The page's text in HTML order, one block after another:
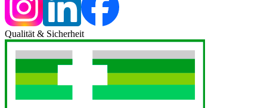
Qualität & Sicherheit